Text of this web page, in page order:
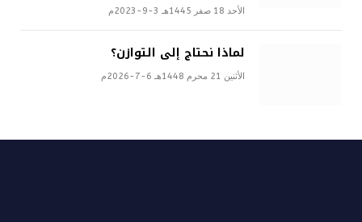
الأحد 18 صفر 1445هـ 3-9-2023م
لماذا نحتاج إلى التوازن؟
الأثنين 21 محرم 1448هـ 6-7-2026م